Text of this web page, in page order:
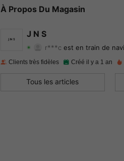
À Propos Du Magasin
J N S
4.92 Evaluation 1.1KArticles
Clients très fidèles Créé il y a 1 an
Tous les articles